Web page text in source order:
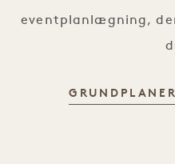
eventplanlægning,
GRUNDPLANER